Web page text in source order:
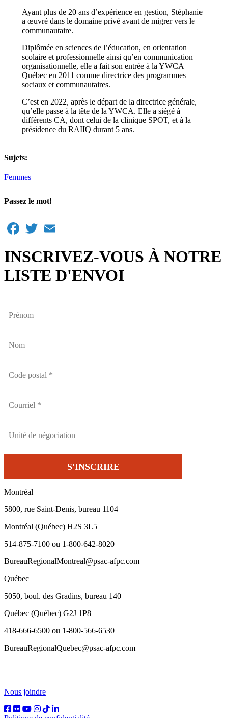
Ayant plus de 20 ans d’expérience en gestion, Stéphanie
a œuvré dans le domaine privé avant de migrer vers le
communautaire.
Diplômée en sciences de l’éducation, en orientation
scolaire et professionnelle ainsi qu’en communication
organisationnelle, elle a fait son entrée à la YWCA
Québec en 2011 comme directrice des programmes
sociaux et communautaires.
C’est en 2022, après le départ de la directrice générale,
qu’elle passe à la tête de la YWCA. Elle a siégé à
différents CA, dont celui de la clinique SPOT, et à la
présidence du RAIIQ durant 5 ans.
Sujets:
Femmes
Passez le mot!
Facebook
Twitter
INSCRIVEZ-VOUS À NOTRE
LISTE D'ENVOI
Montréal
5800, rue Saint-Denis, bureau 1104
Montréal (Québec) H2S 3L5
514-875-7100 ou 1-800-642-8020
BureauRegionalMontreal@psac-afpc.com
Québec
5050, boul. des Gradins, bureau 140
Québec (Québec) G2J 1P8
418-666-6500 ou 1-800-566-6530
BureauRegionalQuebec@psac-afpc.com
Nous joindre